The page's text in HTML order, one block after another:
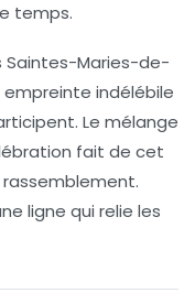
temps.
Saintes-Maries-de-
indélébile
Le mélange
fait de cet
rassemblement.
ligne qui relie les